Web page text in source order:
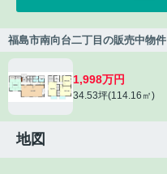
福島市南向台二丁目の販売中物件
1,998万円
34.53坪(114.16㎡)
地図